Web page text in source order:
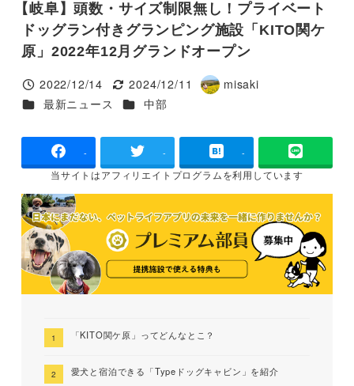
【岐阜】頭数・サイズ制限無し！プライベート
ドッグラン付きグランピング施設「KITO関ケ
原」2022年12月グランドオープン
投稿日
2022/12/14
更新日
2024/12/11
著
misaki
カテゴリー
最新ニュース カテゴリー
中部
- - -
当サイトはアフィリエイトプログラムを利用しています
「KITO関ケ原」ってどんなとこ？
愛犬と宿泊できる「Typeドッグキャビン」を紹介